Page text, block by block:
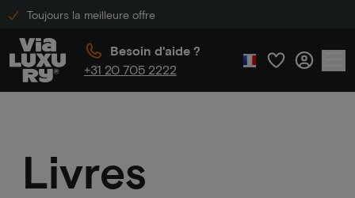
Toujours la meilleure offre
Besoin d'aide ?
+31 20 705 2222
Livres